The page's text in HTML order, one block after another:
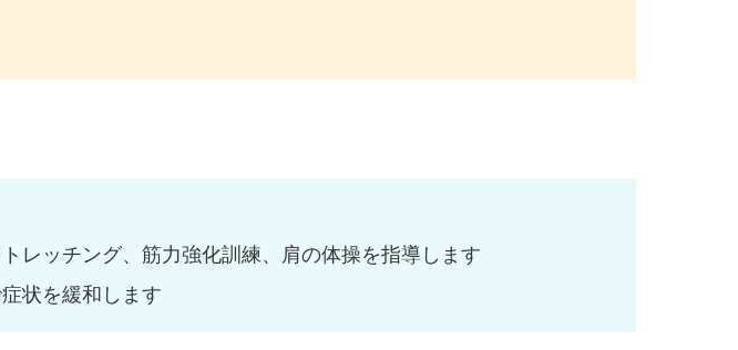
レッチング、筋力強化訓練、肩の体操を指導します
状を緩和します